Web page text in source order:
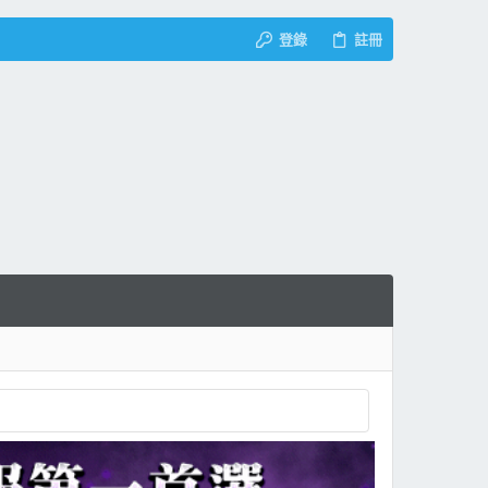
登錄 註冊